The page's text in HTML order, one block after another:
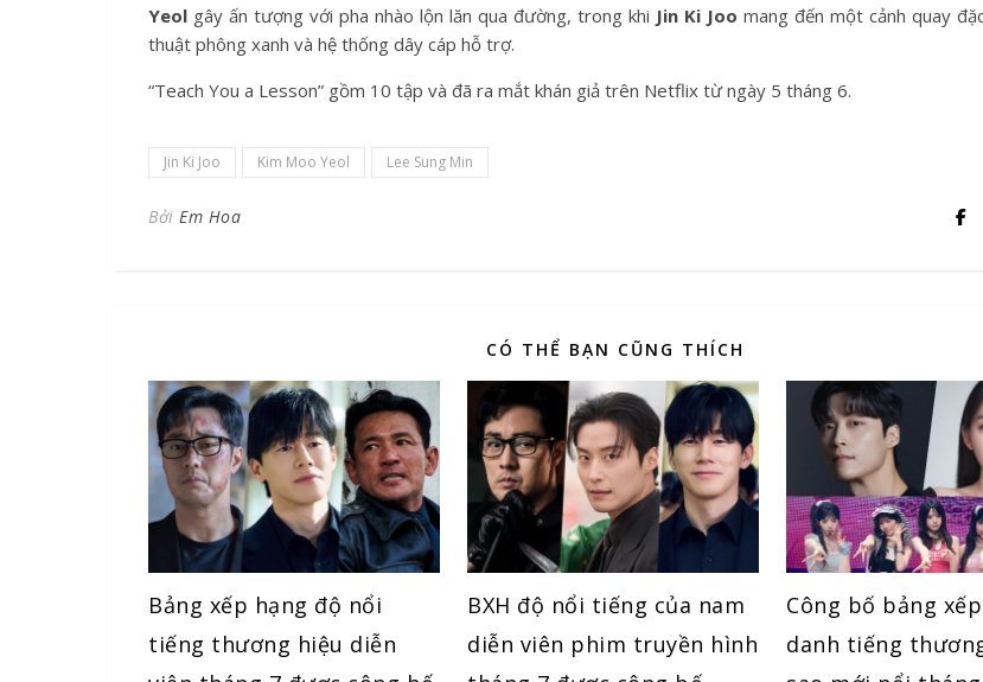
Yeol gây ấn tượng với pha nhào lộn lăn qua đường, trong khi Jin Ki Joo mang đến một cảnh quay
thuật phông xanh và hệ thống dây cáp hỗ trợ.
“Teach You a Lesson” gồm 10 tập và đã ra mắt khán giả trên Netflix từ ngày 5 tháng 6.
Jin Ki Joo Kim Moo Yeol Lee Sung Min
Bởi Em Hoa
CÓ THỂ BẠN CŨNG THÍCH
Bảng xếp hạng độ nổi
tiếng thương hiệu diễn
BXH độ nổi tiếng của nam
diễn viên phim truyền hình
Công bố bảng
danh tiếng